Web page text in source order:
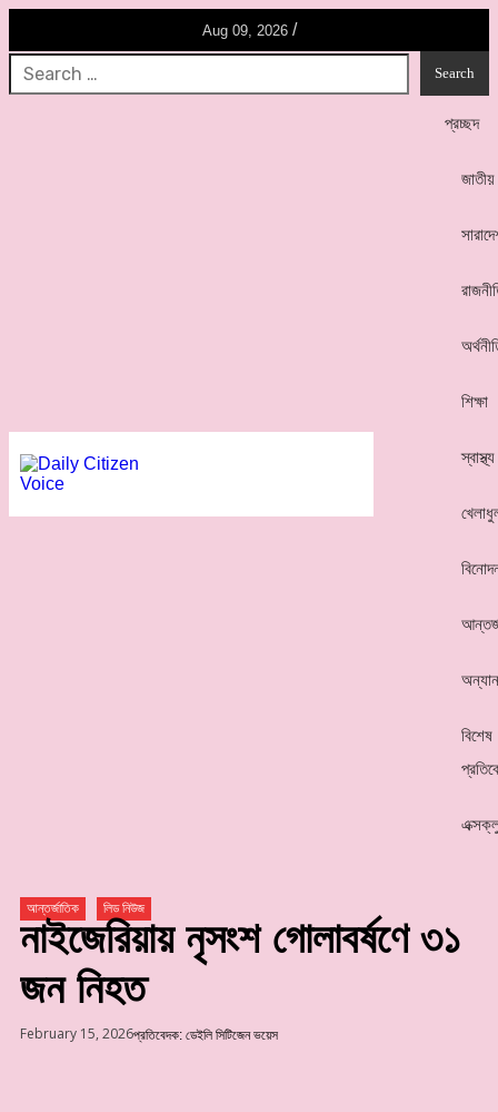
Aug 09, 2026 /
প্রচ্ছদ
জাতীয়
শিক্ষা
স্বাস্থ্য
বিশেষ
আন্তর্জাতিক লিড নিউজ
নাইজেরিয়ায় নৃসংশ গোলাবর্ষণে ৩১
জন নিহত
February 15, 2026প্রতিবেদক: ডেইলি সিটিজেন ভয়েস